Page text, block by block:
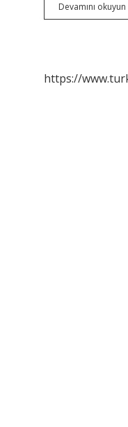
Devamını okuyun
https://